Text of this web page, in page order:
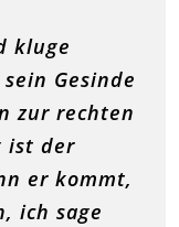
kluge
Gesinde
zur rechten
ist der
er kommt,
ich sage